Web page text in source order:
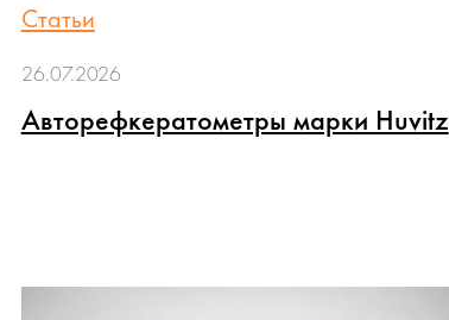
Статьи
26.07.2026
Авторефкератометры марки Huvitz